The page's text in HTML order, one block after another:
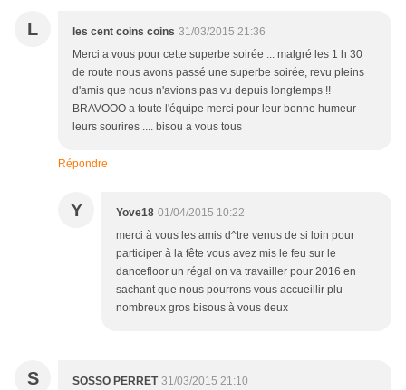
L les cent coins coins 31/03/2015 21:36
Merci a vous pour cette superbe soirée ... malgré les 1 h 30
de route nous avons passé une superbe soirée, revu pleins
d'amis que nous n'avions pas vu depuis longtemps !!
BRAVOOO a toute l'équipe merci pour leur bonne humeur
leurs sourires .... bisou a vous tous
Répondre
Y Yove18 01/04/2015 10:22
merci à vous les amis d^tre venus de si loin pour
participer à la fête vous avez mis le feu sur le
dancefloor un régal on va travailler pour 2016 en
sachant que nous pourrons vous accueillir plu
nombreux gros bisous à vous deux
S SOSSO PERRET 31/03/2015 21:10